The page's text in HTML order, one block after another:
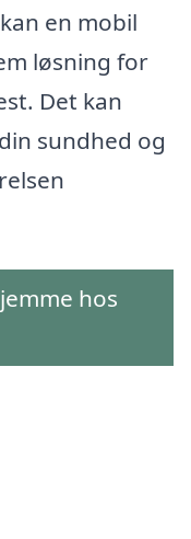
en mobil
løsning for
Det kan
sundhed og
hos